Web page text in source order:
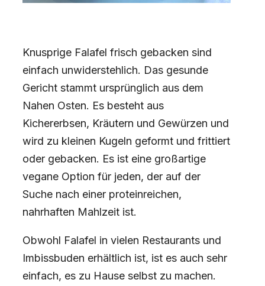
Knusprige Falafel frisch gebacken sind
einfach unwiderstehlich. Das gesunde
Gericht stammt ursprünglich aus dem
Nahen Osten. Es besteht aus
Kichererbsen, Kräutern und Gewürzen und
wird zu kleinen Kugeln geformt und frittiert
oder gebacken. Es ist eine großartige
vegane Option für jeden, der auf der
Suche nach einer proteinreichen,
nahrhaften Mahlzeit ist.
Obwohl Falafel in vielen Restaurants und
Imbissbuden erhältlich ist, ist es auch sehr
einfach, es zu Hause selbst zu machen.